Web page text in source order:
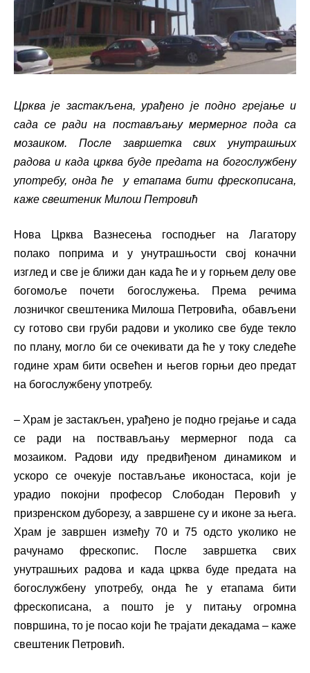
Црква је застакљена, урађено је подно грејање и
сада се ради на постављању мермерног пода са
мозаиком. После завршетка свих унутрашњих
радова и када црква буде предата на богослужбену
употребу, онда ће у етапама бити фрескописана,
каже свештеник Милош Петровић
Нова Црква Вазнесења господњег на Лагатору
полако поприма и у унутрашњости свој коначни
изглед и све је ближи дан када ће и у горњем делу ове
богомоље почети богослужења. Према речима
лозничког свештеника Милоша Петровића, обављени
су готово сви груби радови и уколико све буде текло
по плану, могло би се очекивати да ће у току следеће
године храм бити освећен и његов горњи део предат
на богослужбену употребу.
– Храм је застакљен, урађено је подно грејање и сада
се ради на поствављању мермерног пода са
мозаиком. Радови иду предвиђеном динамиком и
ускоро се очекује постављање иконостаса, који је
урадио покојни професор Слободан Перовић у
призренском дуборезу, а завршене су и иконе за њега.
Храм је завршен између 70 и 75 одсто уколико не
рачунамо фрескопис. После завршетка свих
унутрашњих радова и када црква буде предата на
богослужбену употребу, онда ће у етапама бити
фрескописана, а пошто је у питању огромна
површина, то је посао који ће трајати декадама – каже
свештеник Петровић.